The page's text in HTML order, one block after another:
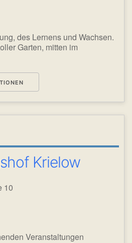
des Lernens und Wachsen.
Garten, mitten im
Krielow
10
Veranstaltungen